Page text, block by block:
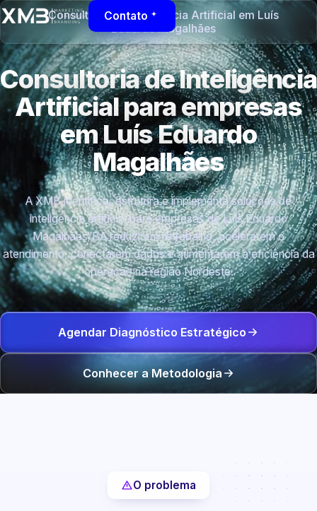
Contato
Consultoria de Inteligência Artificial em Luís
Eduardo Magalhães
Consultoria de Inteligência
Artificial para empresas
em Luís Eduardo
Magalhães
A XMB identifica, estrutura e implementa soluções de
inteligência artificial para empresas de Luís Eduardo
Magalhães/BA reduzirem retrabalho, acelerarem o
atendimento, conectarem dados e aumentarem a eficiência da
operação na região Nordeste.
Agendar Diagnóstico Estratégico
Conhecer a Metodologia
O problema